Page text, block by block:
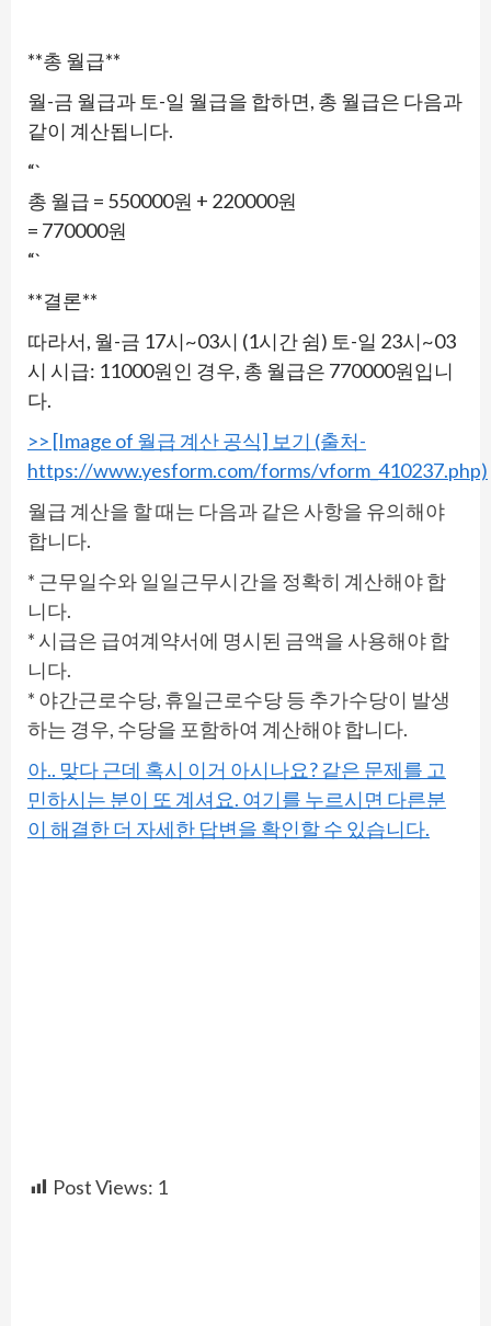
**총 월급**
월-금 월급과 토-일 월급을 합하면, 총 월급은 다음과
같이 계산됩니다.
“`
총 월급 = 550000원 + 220000원
= 770000원
“`
**결론**
따라서, 월-금 17시~03시 (1시간 쉼) 토-일 23시~03
시 시급: 11000원인 경우, 총 월급은 770000원입니
다.
>> [Image of 월급 계산 공식] 보기 (출처-
https://www.yesform.com/forms/vform_410237.php)
월급 계산을 할 때는 다음과 같은 사항을 유의해야
합니다.
* 근무일수와 일일근무시간을 정확히 계산해야 합
니다.
* 시급은 급여계약서에 명시된 금액을 사용해야 합
니다.
* 야간근로수당, 휴일근로수당 등 추가수당이 발생
하는 경우, 수당을 포함하여 계산해야 합니다.
아.. 맞다 근데 혹시 이거 아시나요? 같은 문제를 고
민하시는 분이 또 계셔요. 여기를 누르시면 다른분
이 해결한 더 자세한 답변을 확인할 수 있습니다.
Post Views: 1